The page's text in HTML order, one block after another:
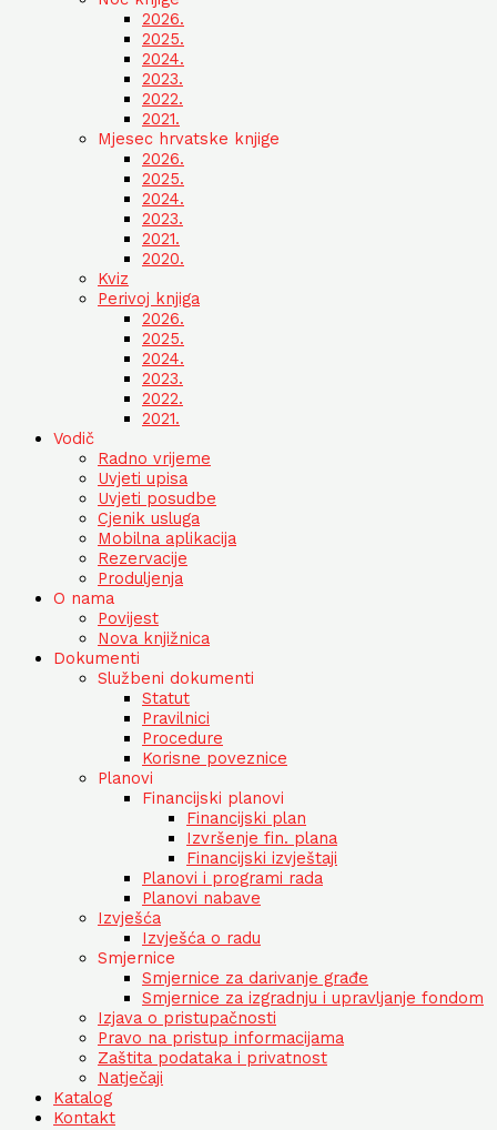
2026.
2025.
2024.
2023.
2022.
2021.
Mjesec hrvatske knjige
2026.
2025.
2024.
2023.
2021.
2020.
Kviz
Perivoj knjiga
2026.
2025.
2024.
2023.
2022.
2021.
Vodič
Radno vrijeme
Uvjeti upisa
Uvjeti posudbe
Cjenik usluga
Mobilna aplikacija
Rezervacije
Produljenja
O nama
Povijest
Nova knjižnica
Dokumenti
Službeni dokumenti
Statut
Pravilnici
Procedure
Korisne poveznice
Planovi
Financijski planovi
Financijski plan
Izvršenje fin. plana
Financijski izvještaji
Planovi i programi rada
Planovi nabave
Izvješća
Izvješća o radu
Smjernice
Smjernice za darivanje građe
Smjernice za izgradnju i upravljanje fondom
Izjava o pristupačnosti
Pravo na pristup informacijama
Zaštita podataka i privatnost
Natječaji
Katalog
Kontakt